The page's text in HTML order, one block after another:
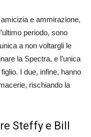
e ammirazione,
periodo, sono
a non voltargli le
la Spectra, e l’unica
I due, infine, hanno
rischiando la
Steffy e Bill